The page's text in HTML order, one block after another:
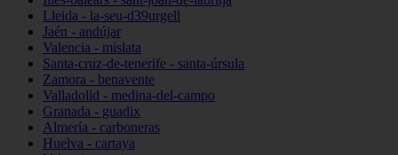
Lleida - la-seu-d39urgell
Jaén - andújar
Valencia - mislata
Santa-cruz-de-tenerife - santa-úrsula
Zamora - benavente
Valladolid - medina-del-campo
Granada - guadix
Almería - carboneras
Huelva - cartaya